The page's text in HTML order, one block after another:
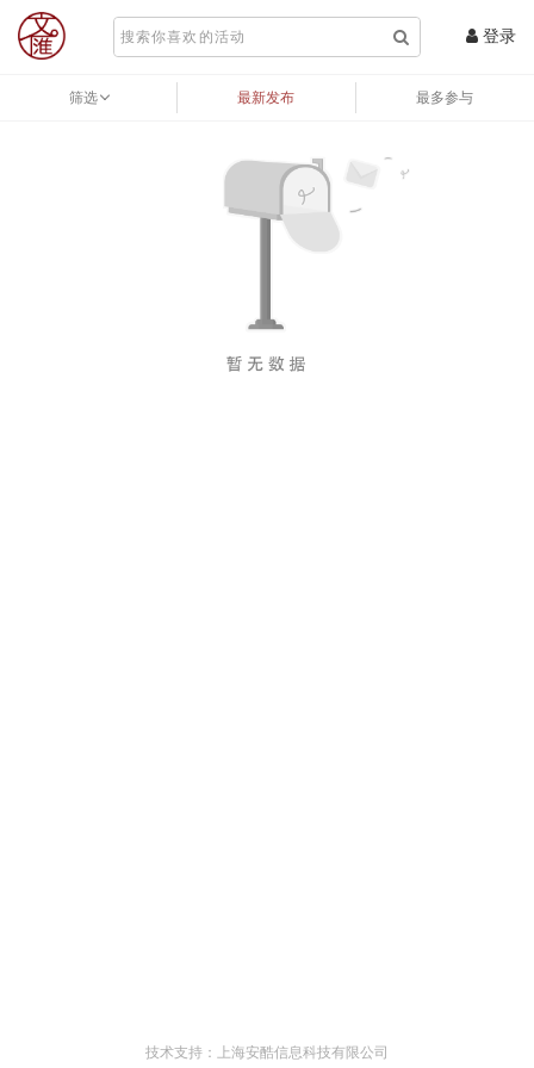
登录
筛选 最新发布 最多参与
技术支持：上海安酷信息科技有限公司